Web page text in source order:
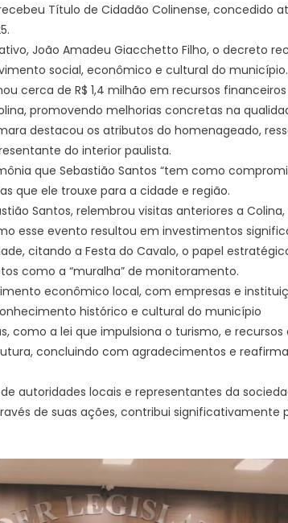
Título de Cidadão Colinense, concedido
João Amadeu Giacchetto Filho, o decreto
social, econômico e cultural do município.
cerca de R$ 1,4 milhão em recursos
promovendo melhorias concretas na
destacou os atributos do homenageado,
do interior paulista.
que Sebastião Santos “tem como
que ele trouxe para a cidade e região.
Santos, relembrou visitas anteriores a
esse evento resultou em investimentos
citando a Festa do Cavalo, o papel
como a “muralha” de monitoramento.
econômico local, com empresas e
histórico e cultural do município
como a lei que impulsiona o turismo, e
concluindo com agradecimentos e
autoridades locais e representantes da
de suas ações, contribui significativamente